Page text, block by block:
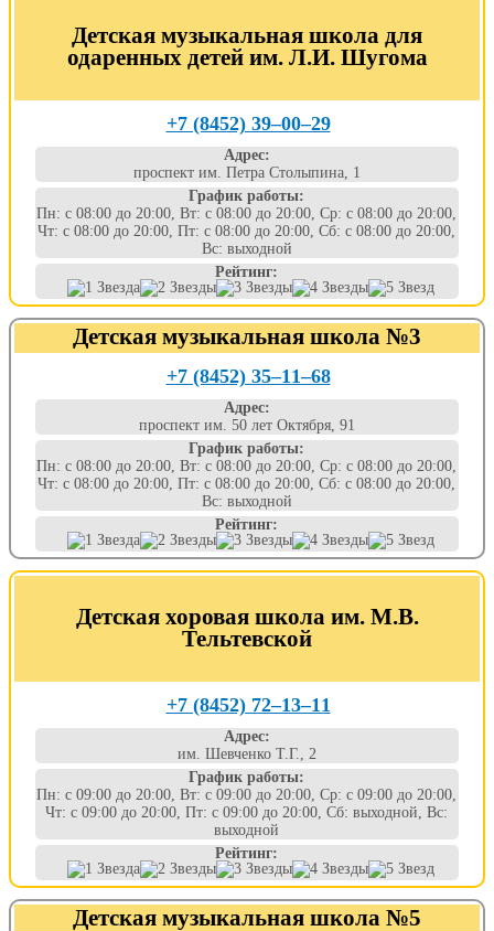
Детская музыкальная школа для
одаренных детей им. Л.И. Шугома
+7 (8452) 39‒00‒29
Адрес:
проспект им. Петра Столыпина, 1
График работы:
Пн: с 08:00 до 20:00, Вт: с 08:00 до 20:00, Ср: с 08:00 до 20:00,
Чт: с 08:00 до 20:00, Пт: с 08:00 до 20:00, Сб: с 08:00 до 20:00,
Вс: выходной
Рейтинг:
Детская музыкальная школа №3
+7 (8452) 35‒11‒68
Адрес:
проспект им. 50 лет Октября, 91
График работы:
Пн: с 08:00 до 20:00, Вт: с 08:00 до 20:00, Ср: с 08:00 до 20:00,
Чт: с 08:00 до 20:00, Пт: с 08:00 до 20:00, Сб: с 08:00 до 20:00,
Вс: выходной
Рейтинг:
Детская хоровая школа им. М.В.
Тельтевской
+7 (8452) 72‒13‒11
Адрес:
им. Шевченко Т.Г., 2
График работы:
Пн: с 09:00 до 20:00, Вт: с 09:00 до 20:00, Ср: с 09:00 до 20:00,
Чт: с 09:00 до 20:00, Пт: с 09:00 до 20:00, Сб: выходной, Вс:
выходной
Рейтинг:
Детская музыкальная школа №5